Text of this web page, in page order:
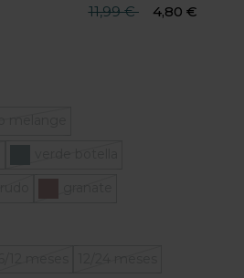
Precio reducido desde
11,99 €hasta
4,80 €